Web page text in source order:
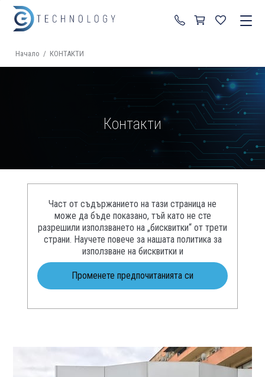
+359 87 822 99 92
Начало / КОНТАКТИ
Контакти
Част от съдържанието на тази страница не
може да бъде показано, тъй като не сте
разрешили използването на „бисквитки“ от трети
страни. Научете повече за нашата политика за
използване на бисквитки и
Променете предпочитанията си